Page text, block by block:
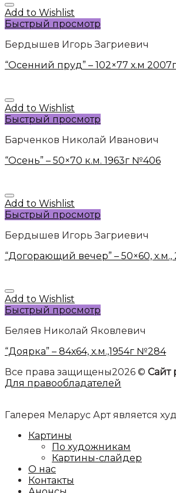
Add to Wishlist
Быстрый просмотр
Бердышев Игорь Загриевич
“Осенний пруд” – 102×77 х.м
Add to Wishlist
Быстрый просмотр
Барченков Николай Иванович
“Осень” – 50×70 к.м. 1963г №406
Add to Wishlist
Быстрый просмотр
Бердышев Игорь Загриевич
“Догорающий вечер” – 50×60,
Add to Wishlist
Быстрый просмотр
Беляев Николай Яковлевич
“Доярка” – 84х64, х.м.,1954г №284
Все права защищены2026 © Сайт
Для правообладателей
Галерея Меларус Арт является
Картины
По художникам
Картины-слайдер
О нас
Контакты